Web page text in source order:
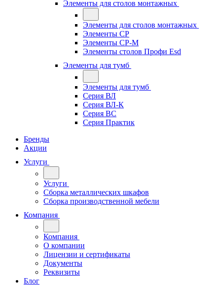
Элементы для столов монтажных
Элементы для столов монтажных
Элементы СР
Элементы СР-М
Элементы столов Профи Esd
Элементы для тумб
Элементы для тумб
Серия ВЛ
Серия ВЛ-К
Серия ВС
Серия Практик
Бренды
Акции
Услуги
Услуги
Сборка металлических шкафов
Сборка производственной мебели
Компания
Компания
О компании
Лицензии и сертификаты
Документы
Реквизиты
Блог